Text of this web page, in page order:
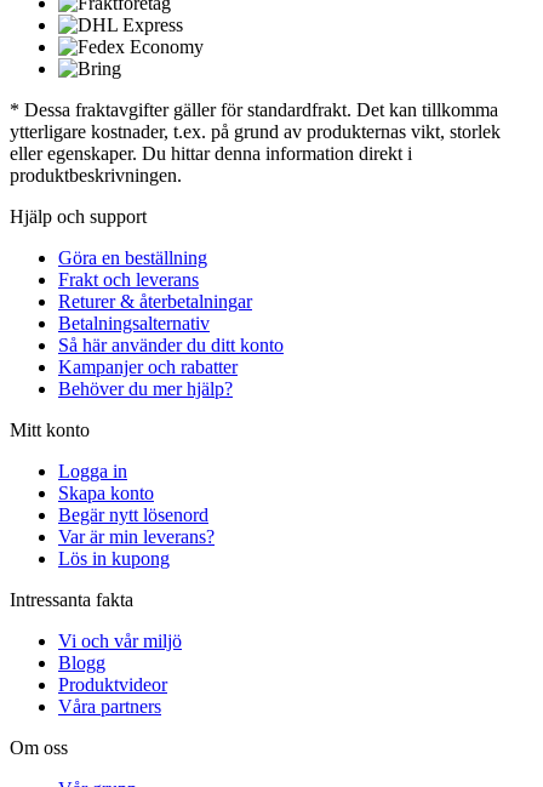
* Dessa fraktavgifter gäller för standardfrakt. Det kan tillkomma
ytterligare kostnader, t.ex. på grund av produkternas vikt, storlek
eller egenskaper. Du hittar denna information direkt i
produktbeskrivningen.
Hjälp och support
Göra en beställning
Frakt och leverans
Returer & återbetalningar
Betalningsalternativ
Så här använder du ditt konto
Kampanjer och rabatter
Behöver du mer hjälp?
Mitt konto
Logga in
Skapa konto
Begär nytt lösenord
Var är min leverans?
Lös in kupong
Intressanta fakta
Vi och vår miljö
Blogg
Produktvideor
Våra partners
Om oss